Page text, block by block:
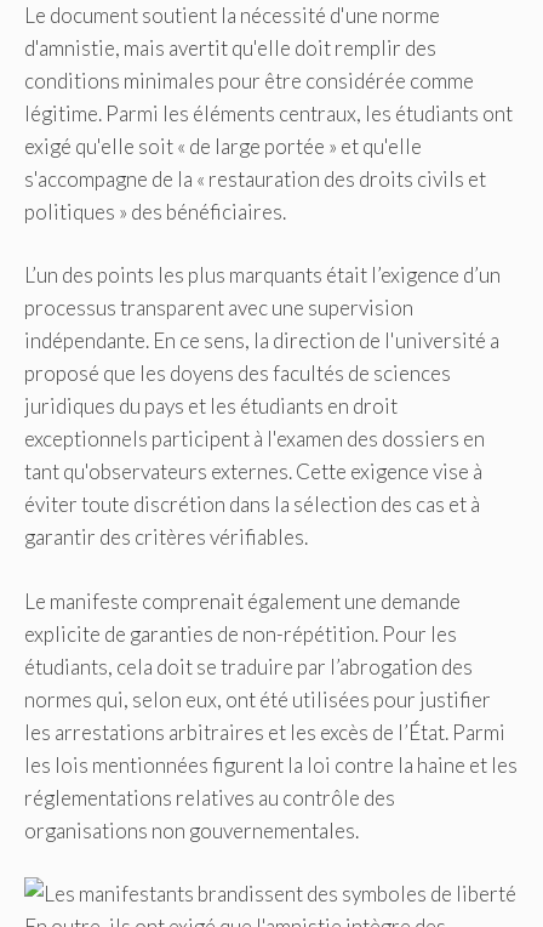
Le document soutient la nécessité d'une norme
d'amnistie, mais avertit qu'elle doit remplir des
conditions minimales pour être considérée comme
légitime. Parmi les éléments centraux, les étudiants ont
exigé qu'elle soit « de large portée » et qu'elle
s'accompagne de la « restauration des droits civils et
politiques » des bénéficiaires.
L’un des points les plus marquants était l’exigence d’un
processus transparent avec une supervision
indépendante. En ce sens, la direction de l'université a
proposé que les doyens des facultés de sciences
juridiques du pays et les étudiants en droit
exceptionnels participent à l'examen des dossiers en
tant qu'observateurs externes. Cette exigence vise à
éviter toute discrétion dans la sélection des cas et à
garantir des critères vérifiables.
Le manifeste comprenait également une demande
explicite de garanties de non-répétition. Pour les
étudiants, cela doit se traduire par l’abrogation des
normes qui, selon eux, ont été utilisées pour justifier
les arrestations arbitraires et les excès de l’État. Parmi
les lois mentionnées figurent la loi contre la haine et les
réglementations relatives au contrôle des
organisations non gouvernementales.